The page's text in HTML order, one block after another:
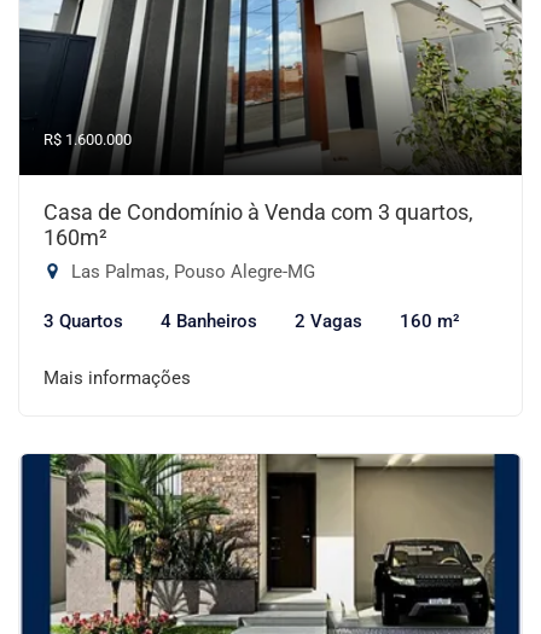
R$ 1.600.000
Casa de Condomínio à Venda com 3 quartos,
160m²
Las Palmas, Pouso Alegre-MG
3 Quartos 4 Banheiros 2 Vagas 160 m²
Mais informações